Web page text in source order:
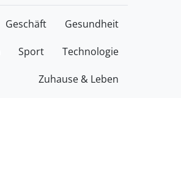
Geschäft Gesundheit
Sport Technologie
Zuhause & Leben